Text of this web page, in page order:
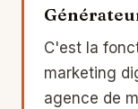
C'est la
marketing
agence de